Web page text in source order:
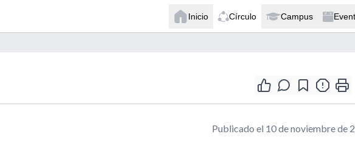
Inicio Círculo Campus
Publicado el 10 de noviembre de